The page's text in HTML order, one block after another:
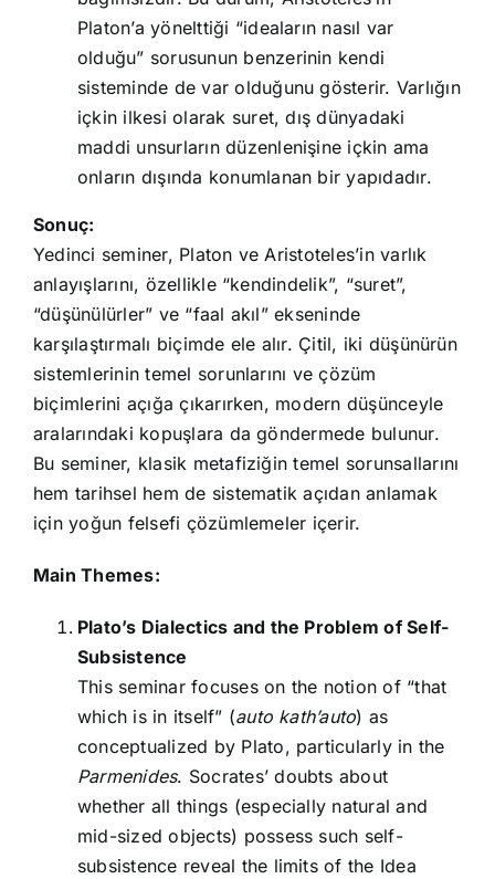
Platon’a yönelttiği “ideaların nasıl var
olduğu” sorusunun benzerinin kendi
sisteminde de var olduğunu gösterir. Varlığın
içkin ilkesi olarak suret, dış dünyadaki
maddi unsurların düzenlenişine içkin ama
onların dışında konumlanan bir yapıdadır.
Sonuç:
Yedinci seminer, Platon ve Aristoteles’in varlık
anlayışlarını, özellikle “kendindelik”, “suret”,
“düşünülürler” ve “faal akıl” ekseninde
karşılaştırmalı biçimde ele alır. Çitil, iki düşünürün
sistemlerinin temel sorunlarını ve çözüm
biçimlerini açığa çıkarırken, modern düşünceyle
aralarındaki kopuşlara da göndermede bulunur.
Bu seminer, klasik metafiziğin temel sorunsallarını
hem tarihsel hem de sistematik açıdan anlamak
için yoğun felsefi çözümlemeler içerir.
Main Themes:
Plato’s Dialectics and the Problem of Self-
Subsistence
This seminar focuses on the notion of “that
which is in itself” (auto kath’auto) as
conceptualized by Plato, particularly in the
Parmenides. Socrates’ doubts about
whether all things (especially natural and
mid-sized objects) possess such self-
subsistence reveal the limits of the Idea